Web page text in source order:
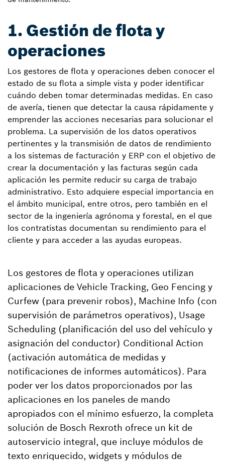
1. Gestión de flota y
operaciones
Los gestores de flota y operaciones deben conocer el
estado de su flota a simple vista y poder identificar
cuándo deben tomar determinadas medidas. En caso
de avería, tienen que detectar la causa rápidamente y
emprender las acciones necesarias para solucionar el
problema. La supervisión de los datos operativos
pertinentes y la transmisión de datos de rendimiento
a los sistemas de facturación y ERP con el objetivo de
crear la documentación y las facturas según cada
aplicación les permite reducir su carga de trabajo
administrativo. Esto adquiere especial importancia en
el ámbito municipal, entre otros, pero también en el
sector de la ingeniería agrónoma y forestal, en el que
los contratistas documentan su rendimiento para el
cliente y para acceder a las ayudas europeas.
Los gestores de flota y operaciones utilizan
aplicaciones de Vehicle Tracking, Geo Fencing y
Curfew (para prevenir robos), Machine Info (con
supervisión de parámetros operativos), Usage
Scheduling (planificación del uso del vehículo y
asignación del conductor) Conditional Action
(activación automática de medidas y
notificaciones de informes automáticos). Para
poder ver los datos proporcionados por las
aplicaciones en los paneles de mando
apropiados con el mínimo esfuerzo, la completa
solución de Bosch Rexroth ofrece un kit de
autoservicio integral, que incluye módulos de
texto enriquecido, widgets y módulos de